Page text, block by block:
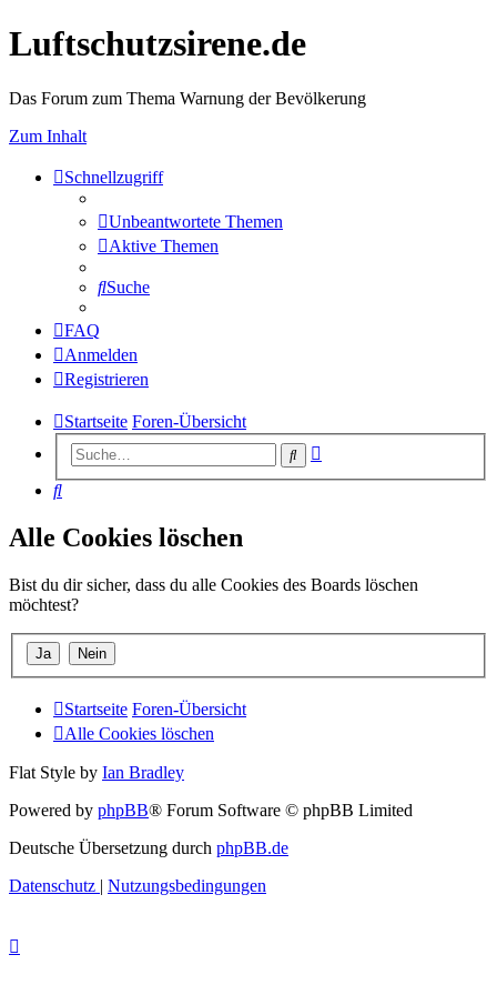
Luftschutzsirene.de
Das Forum zum Thema Warnung der Bevölkerung
Zum Inhalt
Schnellzugriff
Unbeantwortete Themen
Aktive Themen
Suche
FAQ
Anmelden
Registrieren
Startseite Foren-Übersicht
Suche
Suche
Alle Cookies löschen
Bist du dir sicher, dass du alle Cookies des Boards löschen
möchtest?
Startseite Foren-Übersicht
Alle Cookies löschen
Flat Style by Ian Bradley
Powered by phpBB® Forum Software © phpBB Limited
Deutsche Übersetzung durch phpBB.de
Datenschutz | Nutzungsbedingungen